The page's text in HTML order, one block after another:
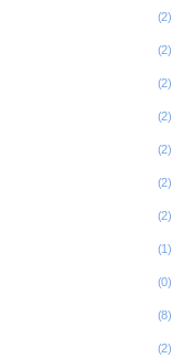
(2)
(2)
(2)
(2)
(2)
(2)
(2)
(1)
(0)
(8)
(2)